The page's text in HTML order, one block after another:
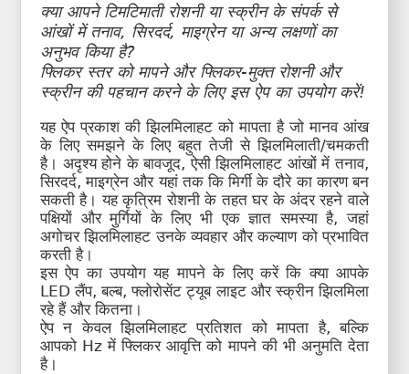
क्या आपने टिमटिमाती रोशनी या स्क्रीन के संपर्क से
आंखों में तनाव, सिरदर्द, माइग्रेन या अन्य लक्षणों का
अनुभव किया है?
फ्लिकर स्तर को मापने और फ्लिकर-मुक्त रोशनी और
स्क्रीन की पहचान करने के लिए इस ऐप का उपयोग करें!
यह ऐप प्रकाश की झिलमिलाहट को मापता है जो मानव आंख
के लिए समझने के लिए बहुत तेजी से झिलमिलाती/चमकती
है। अदृश्य होने के बावजूद, ऐसी झिलमिलाहट आंखों में तनाव,
सिरदर्द, माइग्रेन और यहां तक कि मिर्गी के दौरे का कारण बन
सकती है। यह कृत्रिम रोशनी के तहत घर के अंदर रहने वाले
पक्षियों और मुर्गियों के लिए भी एक ज्ञात समस्या है, जहां
अगोचर झिलमिलाहट उनके व्यवहार और कल्याण को प्रभावित
करती है।
इस ऐप का उपयोग यह मापने के लिए करें कि क्या आपके
LED लैंप, बल्ब, फ्लोरोसेंट ट्यूब लाइट और स्क्रीन झिलमिला
रहे हैं और कितना।
ऐप न केवल झिलमिलाहट प्रतिशत को मापता है, बल्कि
आपको Hz में फ्लिकर आवृत्ति को मापने की भी अनुमति देता
है।